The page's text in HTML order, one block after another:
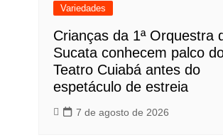
Variedades
Crianças da 1ª Orquestra
Sucata conhecem palco
Teatro Cuiabá antes do
espetáculo de estreia
7 de agosto de 2026